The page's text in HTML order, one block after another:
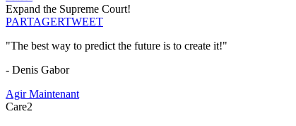
Expand the Supreme Court!
PARTAGERTWEET
"The best way to predict the future is to create it!"
- Denis Gabor
Agir Maintenant
Care2